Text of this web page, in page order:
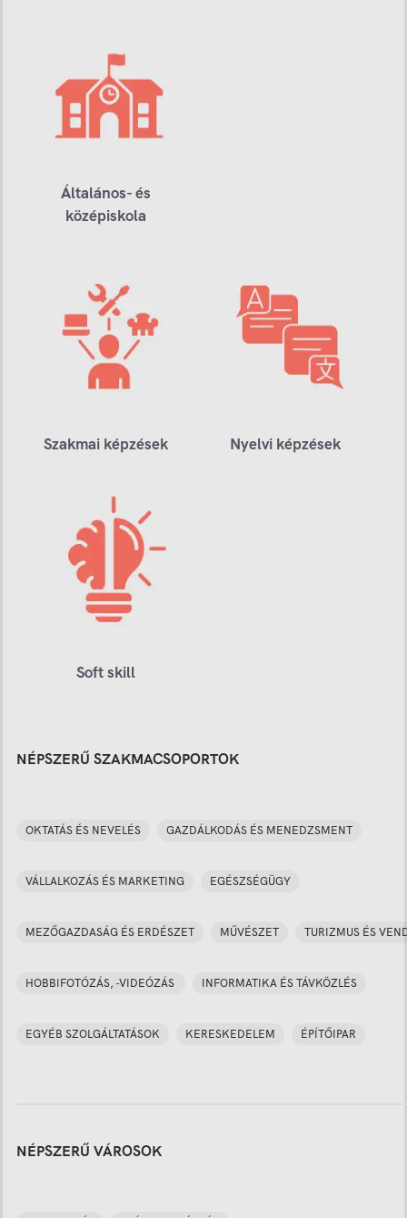
Általános- és
középiskola
Szakmai képzések Nyelvi képzések
Soft skill
NÉPSZERŰ SZAKMACSOPORTOK
OKTATÁS ÉS NEVELÉS GAZDÁLKODÁS ÉS MENEDZSMENT
VÁLLALKOZÁS ÉS MARKETING EGÉSZSÉGÜGY
MEZŐGAZDASÁG ÉS ERDÉSZET MŰVÉSZET TURIZMUS ÉS
HOBBIFOTÓZÁS, -VIDEÓZÁS INFORMATIKA ÉS TÁVKÖZLÉS
EGYÉB SZOLGÁLTATÁSOK KERESKEDELEM ÉPÍTŐIPAR
NÉPSZERŰ VÁROSOK